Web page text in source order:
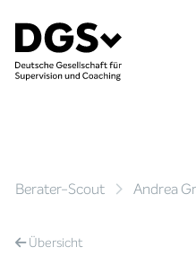
Berater-Scout Andrea
Übersicht